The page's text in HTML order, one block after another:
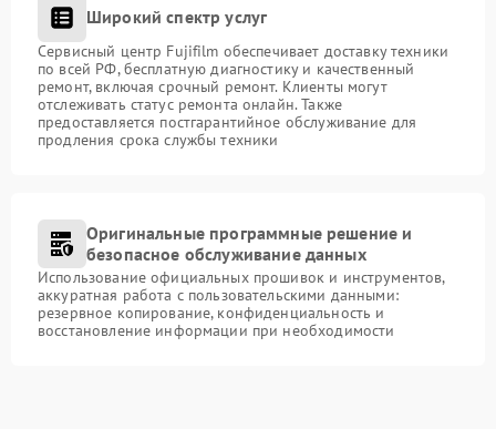
Широкий спектр услуг
Сервисный центр Fujifilm обеспечивает доставку техники
по всей РФ, бесплатную диагностику и качественный
ремонт, включая срочный ремонт. Клиенты могут
отслеживать статус ремонта онлайн. Также
предоставляется постгарантийное обслуживание для
продления срока службы техники
Оригинальные программные решение и
безопасное обслуживание данных
Использование официальных прошивок и инструментов,
аккуратная работа с пользовательскими данными:
резервное копирование, конфиденциальность и
восстановление информации при необходимости